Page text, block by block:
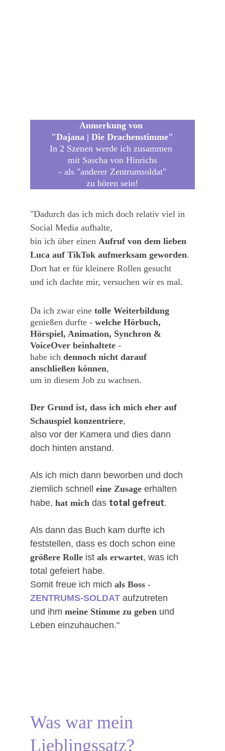
"Dadurch das ich mich doch relativ viel in
Social Media aufhalte,
bin ich über einen Aufruf von dem lieben
Luca auf TikTok aufmerksam geworden.
Dort hat er für kleinere Rollen gesucht
und ich dachte mir, versuchen wir es mal.
Da ich zwar eine tolle Weiterbildung
genießen durfte - welche Hörbuch,
Hörspiel, Animation, Synchron &
VoiceOver beinhaltete -
habe ich dennoch nicht darauf
anschließen können,
um in diesem Job zu wachsen.
Der Grund ist, dass ich mich eher auf
Schauspiel konzentriere,
also vor der Kamera und dies dann
doch hinten anstand.
Als ich mich dann beworben und doch
ziemlich schnell eine Zusage erhalten
habe, hat mich das total gefreut.
Als dann das Buch kam durfte ich
feststellen, dass es doch schon eine
größere Rolle ist als erwartet, was ich
total gefeiert habe.
Somit freue ich mich als Boss -
ZENTRUMS-SOLDAT aufzutreten
und ihm meine Stimme zu geben und
Leben einzuhauchen."
Anmerkung von
"Dajana | Die Drachenstimme"
In 2 Szenen werde ich zusammen
mit Sascha von Hinrichs
- als "anderer Zentrumsoldat"
zu hören sein!
Was war mein
Lieblingssatz?